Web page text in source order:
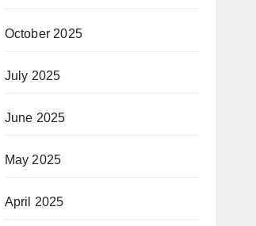
October 2025
July 2025
June 2025
May 2025
April 2025